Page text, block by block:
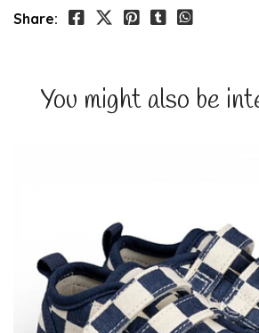
Share:
You might also be